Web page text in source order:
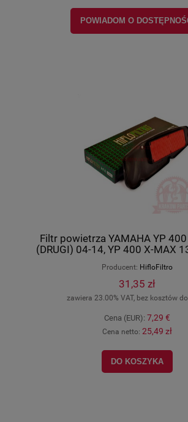
POWIADOM O
Filtr powietrza YAMAHA YP
(DRUGI) 04-14, YP 400 X-MAX
Producent: HifloFiltro
31,35 zł
zawiera 23.00% VAT, bez kosztów
Cena (EUR): 7,29 €
Cena netto: 25,49 zł
DO KOSZYKA